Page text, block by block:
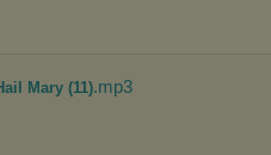
Mary (11).mp3